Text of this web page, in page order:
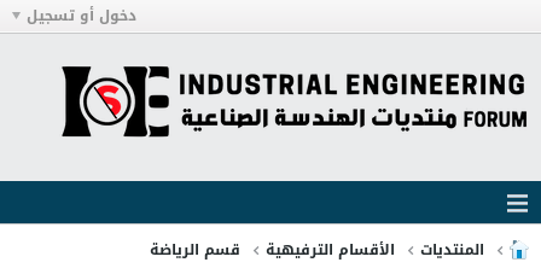
دخول أو تسجيل
المنتديات الأقسام الترفيهية قسم الرياضة